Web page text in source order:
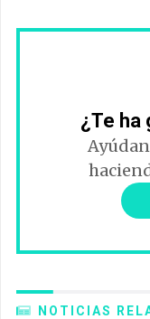
¿Te ha
NOTICIAS